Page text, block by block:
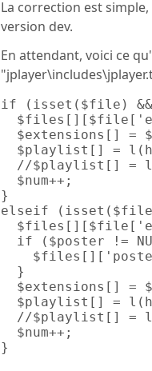
La correction est
version dev.
En attendant, voici ce
if (isset($file)
$extensions[] =
$playlist[] =
//$playlist[] =
  $num++;
}
elseif
if ($poster !=
  }
$extensions[] =
$playlist[] =
//$playlist[] =
  $num++;
}